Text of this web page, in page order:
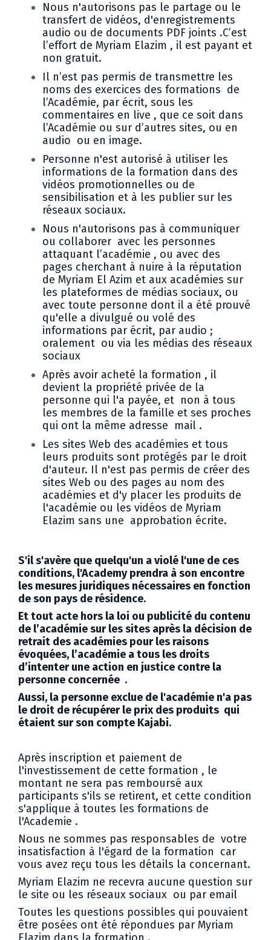
Nous n'autorisons pas le partage ou le
transfert de vidéos, d'enregistrements
audio ou de documents PDF joints .C’est
l’effort de Myriam Elazim , il est payant et
non gratuit.
Il n’est pas permis de transmettre les
noms des exercices des formations de
l’Académie, par écrit, sous les
commentaires en live , que ce soit dans
l’Académie ou sur d’autres sites, ou en
audio ou en image.
Personne n'est autorisé à utiliser les
informations de la formation dans des
vidéos promotionnelles ou de
sensibilisation et à les publier sur les
réseaux sociaux.
Nous n'autorisons pas à communiquer
ou collaborer avec les personnes
attaquant l’académie , ou avec des
pages cherchant à nuire à la réputation
de Myriam El Azim et aux académies sur
les plateformes de médias sociaux, ou
avec toute personne dont il a été prouvé
qu'elle a divulgué ou volé des
informations par écrit, par audio ;
oralement ou via les médias des réseaux
sociaux
Après avoir acheté la formation , il
devient la propriété privée de la
personne qui l'a payée, et non à tous
les membres de la famille et ses proches
qui ont la même adresse mail .
Les sites Web des académies et tous
leurs produits sont protégés par le droit
d'auteur. Il n'est pas permis de créer des
sites Web ou des pages au nom des
académies et d'y placer les produits de
l'académie ou les vidéos de Myriam
Elazim sans une approbation écrite.
S'il s'avère que quelqu'un a violé l'une de ces
conditions, l'Academy prendra à son encontre
les mesures juridiques nécessaires en fonction
de son pays de résidence.
Et tout acte hors la loi ou publicité du contenu
de l’académie sur les sites après la décision de
retrait des académies pour les raisons
évoquées, l’académie a tous les droits
d’intenter une action en justice contre la
personne concernée .
Aussi, la personne exclue de l'académie n'a pas
le droit de récupérer le prix des produits qui
étaient sur son compte Kajabi.
Après inscription et paiement de
l'investissement de cette formation , le
montant ne sera pas remboursé aux
participants s'ils se retirent, et cette condition
s'applique à toutes les formations de
l'Academie .
Nous ne sommes pas responsables de votre
insatisfaction à l'égard de la formation car
vous avez reçu tous les détails la concernant.
Myriam Elazim ne recevra aucune question sur
le site ou les réseaux sociaux ou par email
Toutes les questions possibles qui pouvaient
être posées ont été répondues par Myriam